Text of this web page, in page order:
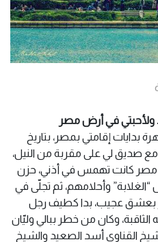
ولأحبتي في أرض مصر
بدايات إقامتي بمصر، بتاريخ
أمشي مع صديق لي على مقربة من النيل،
كانت تهمس في أذني، حزن
“الغلابة” وأحلامهم، ثم تجلّى في
عجيب، بدا كطيف رجل
وكان من خطر ببالي وليّان
القناوي أسد الصعيد والشيخ